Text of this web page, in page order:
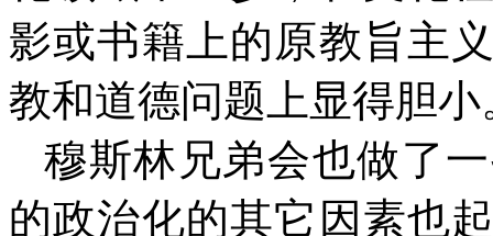
影或书籍上的原教旨主
教和道德问题上显得胆小
穆斯林兄弟会也做了
的政治化的其它因素也